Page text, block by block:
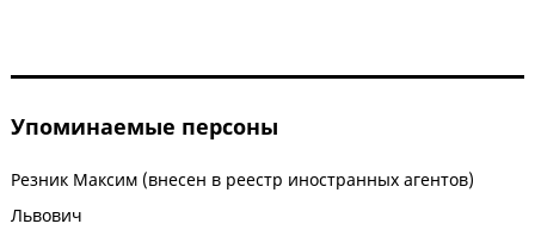
Упоминаемые персоны
Резник Максим (внесен в реестр иностранных агентов)
Львович